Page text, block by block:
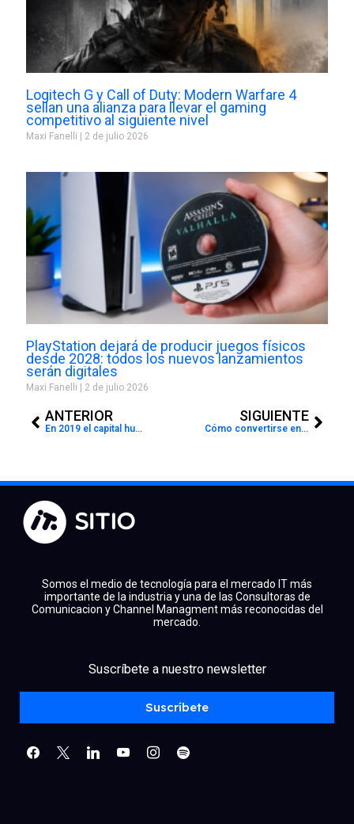
Logitech G y Call of Duty: Modern Warfare 4
sellan una alianza para llevar el gaming
competitivo al siguiente nivel
Maxi Fanelli 2 de julio 2026
PlayStation dejará de producir juegos físicos
desde 2028: todos los nuevos lanzamientos
serán digitales
Maxi Fanelli 2 de julio 2026
ANTERIOR
En 2019 el capital humano TIC llegará a 441.800 personas en Argentina
SIGUIENTE
Cómo convertirse en un gamer profesional
Somos el medio de tecnología para el mercado IT más
importante de la industria y una de las Consultoras de
Comunicacion y Channel Managment más reconocidas del
mercado.
Suscríbete a nuestro newsletter
Suscríbete
linkedinyoutubeinstagram
spotify